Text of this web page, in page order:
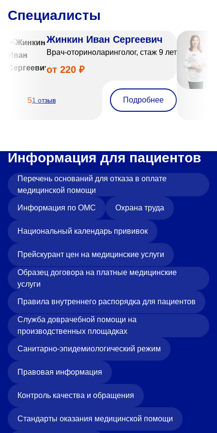
Специалисты
Жинкин Иван Сергеевич
Врач-оториноларинголог, стаж 9 лет
от 220 ₽
51 отзыв Подробнее
Информация для пациентов
Перечень оснований для отказа в оплате
медицинской помощи
Информация по ОМС Охрана труда
Национальный календарь прививок
Прейскурант цен на медицинские услуги
Образец договора на платные медицинские
услуги
Правила внутреннего распорядка для пациентов
Служба доврачебной помощи на
производственных площадках
Санитарно-эпидемиологический режим
Правовая информация
Контроль качества и обращения
Стандарты оказания медицинской помощи